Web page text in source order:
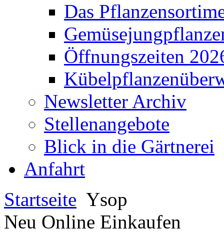
Das
Öffnungszeiten
Newsletter Archiv
Stellenangebote
Blick in die Gärtnerei
Anfahrt
Startseite Ysop
Neu Online Einkaufen